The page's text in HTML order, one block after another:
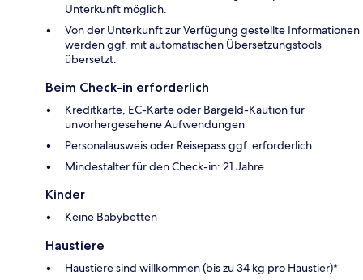
Unterkunft möglich.
Von der Unterkunft zur Verfügung gestellte Informationen
werden ggf. mit automatischen Übersetzungstools
übersetzt.
Beim Check-in erforderlich
Kreditkarte, EC-Karte oder Bargeld-Kaution für
unvorhergesehene Aufwendungen
Personalausweis oder Reisepass ggf. erforderlich
Mindestalter für den Check-in: 21 Jahre
Kinder
Keine Babybetten
Haustiere
Haustiere sind willkommen (bis zu 34 kg pro Haustier)*